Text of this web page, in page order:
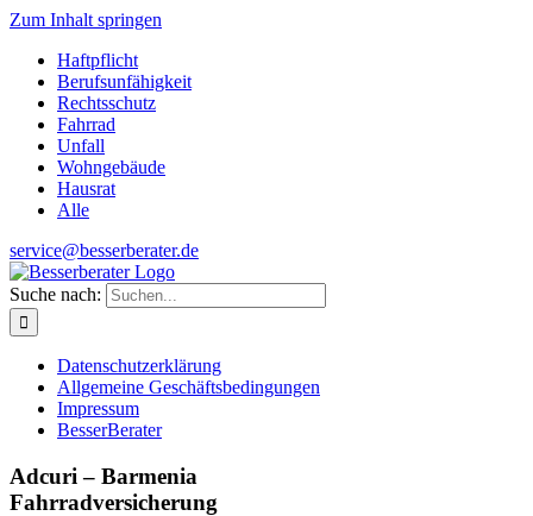
Zum Inhalt springen
Haftpflicht
Berufsunfähigkeit
Rechtsschutz
Fahrrad
Unfall
Wohngebäude
Hausrat
Alle
service@besserberater.de
Suche nach:
Datenschutzerklärung
Allgemeine Geschäftsbedingungen
Impressum
BesserBerater
Adcuri – Barmenia
Fahrradversicherung